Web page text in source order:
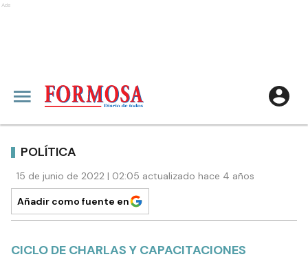
Ads
POLÍTICA
15 de junio de 2022 | 02:05 actualizado hace 4 años
Añadir como fuente en
CICLO DE CHARLAS Y CAPACITACIONES